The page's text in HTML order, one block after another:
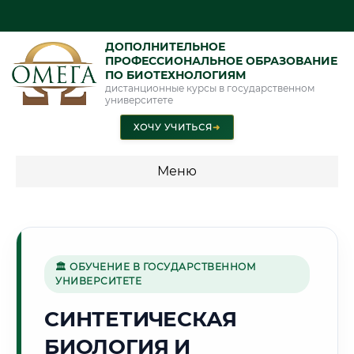
ДОПОЛНИТЕЛЬНОЕ
ПРОФЕССИОНАЛЬНОЕ ОБРАЗОВАНИЕ
ПО БИОТЕХНОЛОГИЯМ
дистанционные курсы в государственном
университете
ХОЧУ УЧИТЬСЯ➜
Меню
🏔️
Г. ВЛАДИКАВКАЗ
🏛 ОБУЧЕНИЕ В ГОСУДАРСТВЕННОМ
УНИВЕРСИТЕТЕ
СИНТЕТИЧЕСКАЯ
БИОЛОГИЯ И